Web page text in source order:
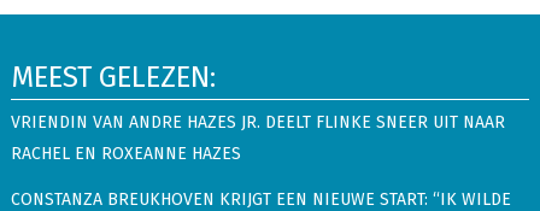
MEEST GELEZEN:
VRIENDIN VAN ANDRE HAZES JR. DEELT FLINKE SNEER UIT NAAR
RACHEL EN ROXEANNE HAZES
CONSTANZA BREUKHOVEN KRIJGT EEN NIEUWE START: “IK WILDE